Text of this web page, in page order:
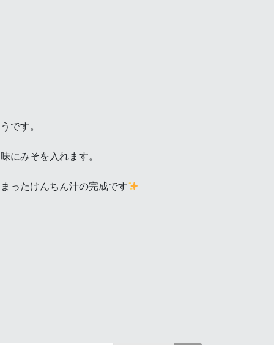
です。
にみそを入れます。
ったけんちん汁の完成です